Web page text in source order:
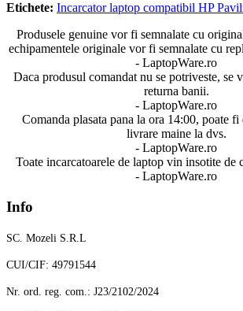
Etichete: Incarcator laptop compatibil HP
Produsele genuine vor fi semnalate cu
echipamentele originale vor fi semnalate cu
- LaptopWare.ro
Daca produsul comandat nu se potriveste, se
returna banii.
- LaptopWare.ro
Comanda plasata pana la ora 14:00, poate fi
livrare maine la dvs.
- LaptopWare.ro
Toate incarcatoarele de laptop vin insotite de
- LaptopWare.ro
Info
SC. Mozeli S.R.L
CUI/CIF: 49791544
Nr. ord. reg. com.: J23/2102/2024